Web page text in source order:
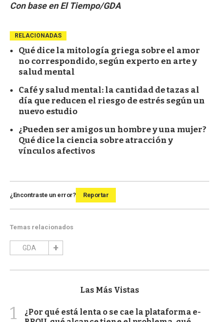
Con base en El Tiempo/GDA
RELACIONADAS
Qué dice la mitología griega sobre el amor
no correspondido, según experto en arte y
salud mental
Café y salud mental: la cantidad de tazas al
día que reducen el riesgo de estrés según un
nuevo estudio
¿Pueden ser amigos un hombre y una mujer?
Qué dice la ciencia sobre atracción y
vínculos afectivos
¿Encontraste un error? Reportar
Temas relacionados
GDA
Las Más Vistas
1
¿Por qué está lenta o se cae la plataforma e-